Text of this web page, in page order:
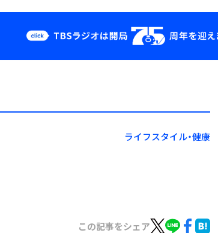
YouTube
会社情報
ライフスタイル・健康
この記事をシェア